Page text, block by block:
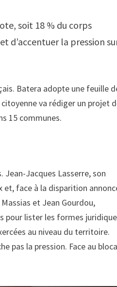
soit 18 % du corps
d’accentuer la pression
Batera adopte une feuille
va rédiger un projet
15 communes.
Jean-Jacques Lasserre, son
et, face à la disparition
et Jean Gourdou,
pour lister les formes
au niveau du territoire.
pas la pression. Face au